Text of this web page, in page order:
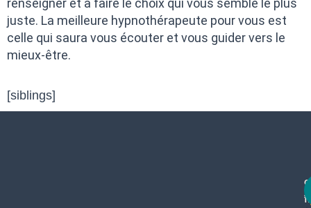
renseigner et à faire le choix qui vous semble le plus
juste. La meilleure hypnothérapeute pour vous est
celle qui saura vous écouter et vous guider vers le
mieux-être.
[siblings]